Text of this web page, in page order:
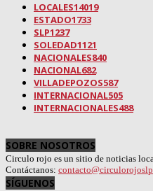
LOCALES14019
ESTADO1733
SLP1237
SOLEDAD1121
NACIONALES840
NACIONAL682
VILLADEPOZOS587
INTERNACIONAL505
INTERNACIONALES488
SOBRE NOSOTROS
Circulo rojo es un sitio de noticias
Contáctanos:
SÍGUENOS